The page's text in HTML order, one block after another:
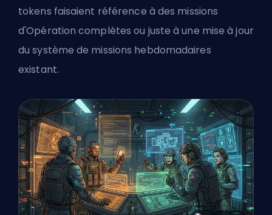
tokens faisaient référence à des missions
d'Opération complètes ou juste à une mise à jour
du système de missions hebdomadaires
existant.